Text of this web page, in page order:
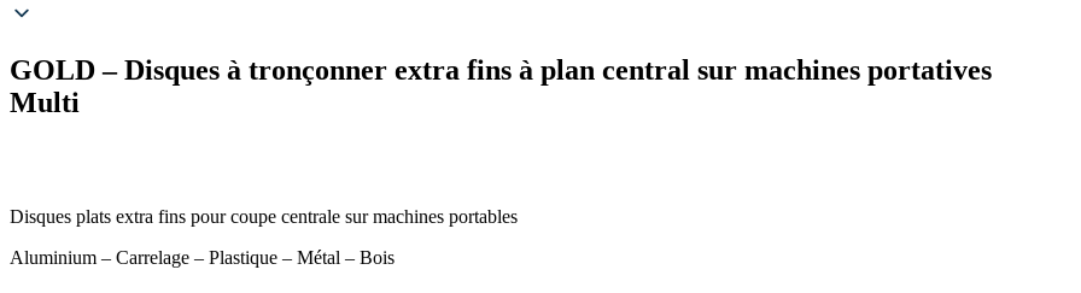
GOLD – Disques à tronçonner extra fins à plan central sur machines portatives
Multi
Disques plats extra fins pour coupe centrale sur machines portables
Aluminium – Carrelage – Plastique – Métal – Bois